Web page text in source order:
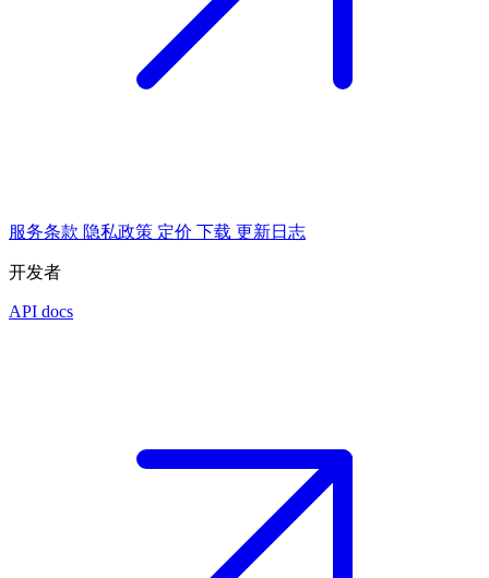
服务条款 隐私政策 定价 下载 更新日志
开发者
API docs